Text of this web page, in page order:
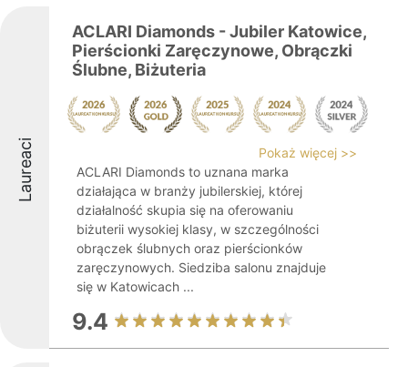
Laureaci
ACLARI Diamonds - Jubiler Katowice,
Pierścionki Zaręczynowe, Obrączki
Ślubne, Biżuteria
Pokaż więcej >>
ACLARI Diamonds to uznana marka
działająca w branży jubilerskiej, której
działalność skupia się na oferowaniu
biżuterii wysokiej klasy, w szczególności
obrączek ślubnych oraz pierścionków
zaręczynowych. Siedziba salonu znajduje
się w Katowicach ...
9.4